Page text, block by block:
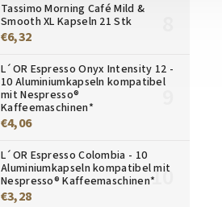
Tassimo Morning Café Mild &
Smooth XL Kapseln 21 Stk
€6,32
L´OR Espresso Onyx Intensity 12 -
10 Aluminiumkapseln kompatibel
mit Nespresso®
Kaffeemaschinen*
€4,06
L´OR Espresso Colombia - 10
Aluminiumkapseln kompatibel mit
Nespresso® Kaffeemaschinen*
€3,28